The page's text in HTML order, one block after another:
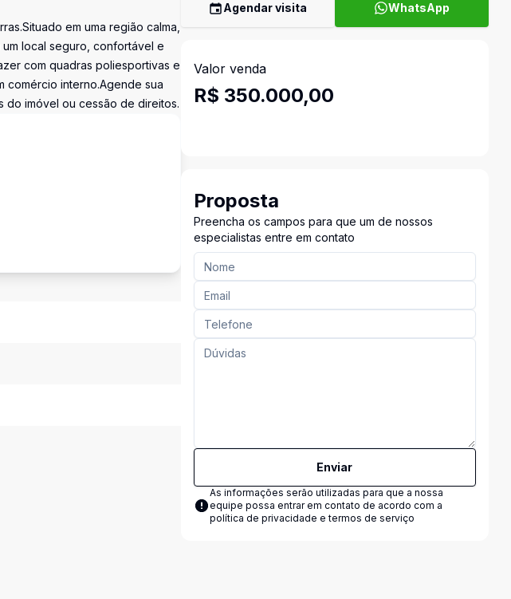
em uma região calma,
local seguro, confortável e
com quadras poliesportivas e
comércio interno.Agende sua
do imóvel ou cessão de direitos.
Agendar visita WhatsApp
Valor venda
R$ 350.000,00
Proposta
Preencha os campos para que um de nossos
especialistas entre em contato
Enviar
As informações serão utilizadas para que a nossa
equipe possa entrar em contato de acordo com a
política de privacidade e termos de serviço